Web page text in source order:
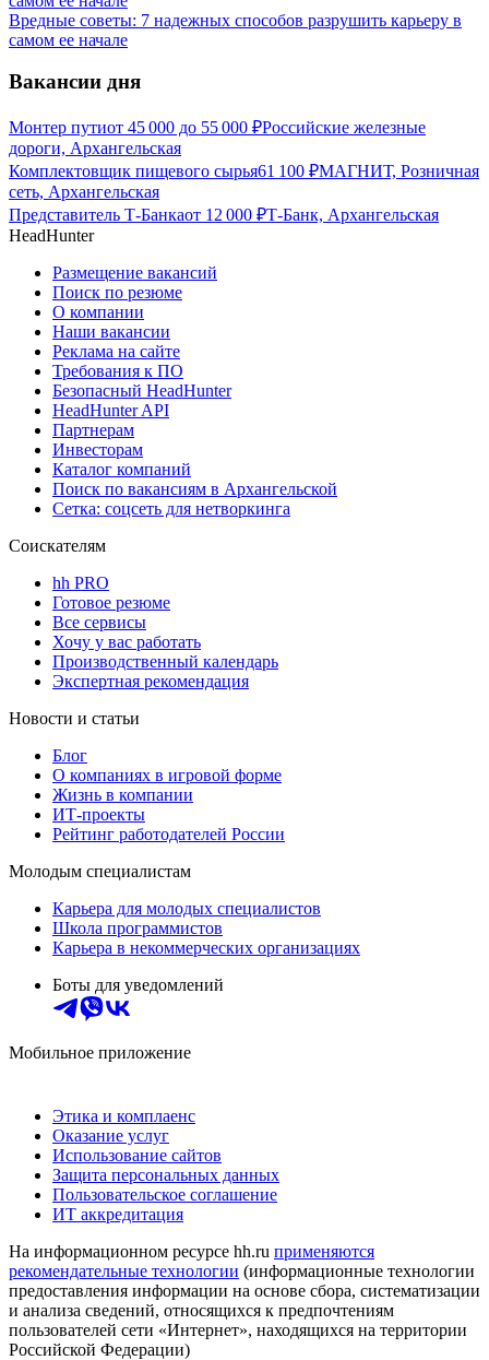
Вредные советы: 7 надежных способов разрушить карьеру в
самом ее начале
Вакансии дня
Монтер путиот 45 000 до 55 000 ₽Российские железные
дороги, Архангельская
Комплектовщик пищевого сырья61 100 ₽МАГНИТ, Розничная
сеть, Архангельская
Представитель Т-Банкаот 12 000 ₽Т-Банк, Архангельская
HeadHunter
Размещение вакансий
Поиск по резюме
О компании
Наши вакансии
Реклама на сайте
Требования к ПО
Безопасный HeadHunter
HeadHunter API
Партнерам
Инвесторам
Каталог компаний
Поиск по вакансиям в Архангельской
Сетка: соцсеть для нетворкинга
Соискателям
hh PRO
Готовое резюме
Все сервисы
Хочу у вас работать
Производственный календарь
Экспертная рекомендация
Новости и статьи
Блог
О компаниях в игровой форме
Жизнь в компании
ИТ-проекты
Рейтинг работодателей России
Молодым специалистам
Карьера для молодых специалистов
Школа программистов
Карьера в некоммерческих организациях
Боты для уведомлений
Мобильное приложение
Этика и комплаенс
Оказание услуг
Использование сайтов
Защита персональных данных
Пользовательское соглашение
ИТ аккредитация
На информационном ресурсе hh.ru применяются
рекомендательные технологии (информационные технологии
предоставления информации на основе сбора, систематизации
и анализа сведений, относящихся к предпочтениям
пользователей сети «Интернет», находящихся на территории
Российской Федерации)